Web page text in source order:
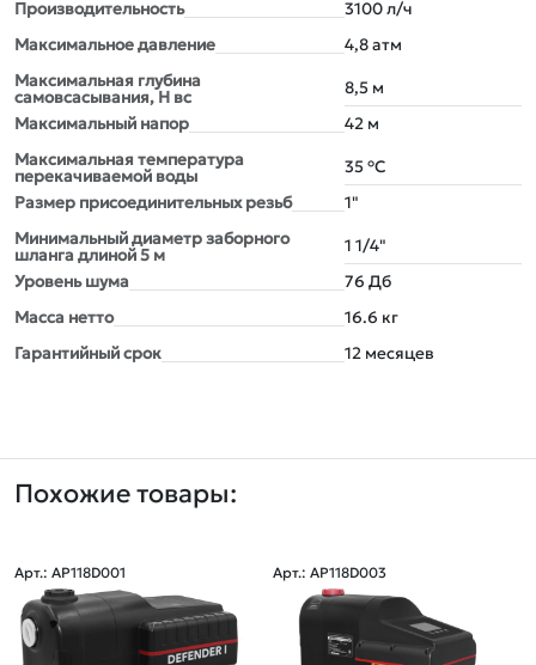
Производительность
3100 л/ч
Максимальное давление
4,8 атм
Максимальная глубина
самовсасывания, Н вс
8,5 м
Максимальный напор
42 м
Максимальная температура
перекачиваемой воды
35 °С
Размер присоединительныx резьб
1"
Минимальный диаметр заборного
шланга длиной 5 м
1 1/4"
Уровень шума
76 Дб
Масса нетто
16.6 кг
Гарантийный срок
12 месяцев
Похожие товары:
Арт.: AP118D001 Арт.: AP118D003